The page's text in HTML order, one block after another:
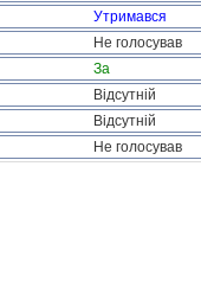
Утримався
Не голосував
За
Відсутній
Відсутній
Не голосував